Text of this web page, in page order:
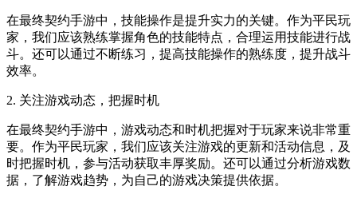
在最终契约手游中，技能操作是提升实力的关键。作为平民玩
家，我们应该熟练掌握角色的技能特点，合理运用技能进行战
斗。还可以通过不断练习，提高技能操作的熟练度，提升战斗
效率。
2. 关注游戏动态，把握时机
在最终契约手游中，游戏动态和时机把握对于玩家来说非常重
要。作为平民玩家，我们应该关注游戏的更新和活动信息，及
时把握时机，参与活动获取丰厚奖励。还可以通过分析游戏数
据，了解游戏趋势，为自己的游戏决策提供依据。